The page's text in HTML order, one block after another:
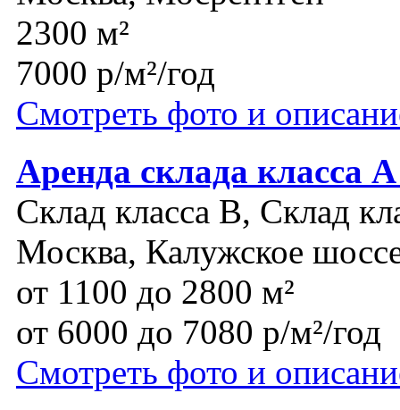
2300 м²
7000 р/м²/год
Смотреть фото и
Аренда склада класса
Склад класса B, Склад
Москва, Калужское
от 1100 до 2800 м²
от 6000 до 7080 р/м²/год
Смотреть фото и